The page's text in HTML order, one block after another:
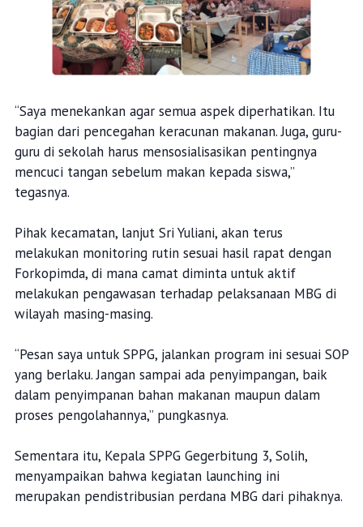
“Saya menekankan agar semua aspek diperhatikan. Itu
bagian dari pencegahan keracunan makanan. Juga, guru-
guru di sekolah harus mensosialisasikan pentingnya
mencuci tangan sebelum makan kepada siswa,”
tegasnya.
Pihak kecamatan, lanjut Sri Yuliani, akan terus
melakukan monitoring rutin sesuai hasil rapat dengan
Forkopimda, di mana camat diminta untuk aktif
melakukan pengawasan terhadap pelaksanaan MBG di
wilayah masing-masing.
“Pesan saya untuk SPPG, jalankan program ini sesuai SOP
yang berlaku. Jangan sampai ada penyimpangan, baik
dalam penyimpanan bahan makanan maupun dalam
proses pengolahannya,” pungkasnya.
Sementara itu, Kepala SPPG Gegerbitung 3, Solih,
menyampaikan bahwa kegiatan launching ini
merupakan pendistribusian perdana MBG dari pihaknya.